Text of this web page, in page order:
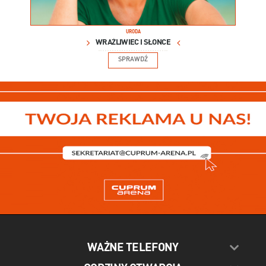
URODA
WRAŻLIWIEC I SŁOŃCE
SPRAWDŹ
WAŻNE TELEFONY